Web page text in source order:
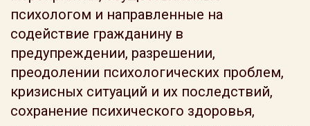
психологом и направленные на
содействие гражданину в
предупреждении, разрешении,
преодолении психологических проблем,
кризисных ситуаций и их последствий,
сохранение психического здоровья,